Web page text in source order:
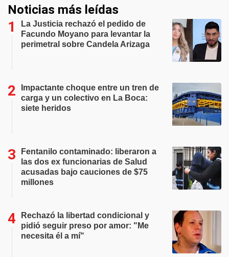
Noticias más leídas
La Justicia rechazó el pedido de
Facundo Moyano para levantar la
perimetral sobre Candela Arizaga
Impactante choque entre un tren de
carga y un colectivo en La Boca:
siete heridos
Fentanilo contaminado: liberaron a
las dos ex funcionarias de Salud
acusadas bajo cauciones de $75
millones
Rechazó la libertad condicional y
pidió seguir preso por amor: "Me
necesita él a mí"